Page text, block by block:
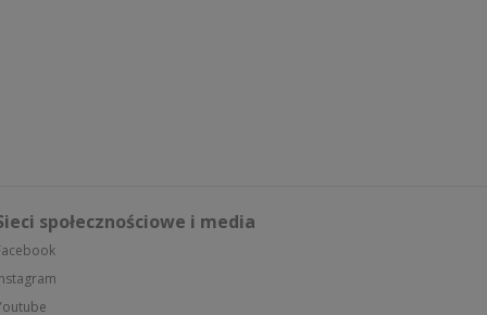
społecznościowe i media